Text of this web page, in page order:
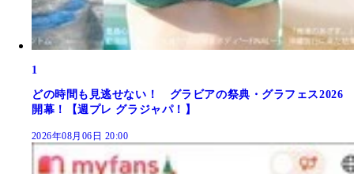
1
どの時間も見逃せない！ グラビアの祭典・グラフェス2026
開幕！【週プレ グラジャパ！】
2026年08月06日 20:00